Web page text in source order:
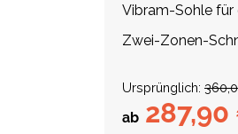
Vibram-Sohle
Zwei-Zonen-
Ursprünglich:
ab